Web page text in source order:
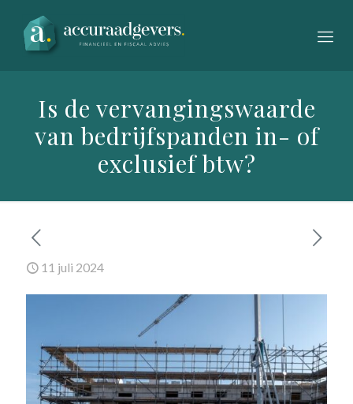
Is de vervangingswaarde
van bedrijfspanden in- of
exclusief btw?
11 juli 2024